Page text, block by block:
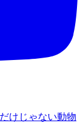
けじゃない動物